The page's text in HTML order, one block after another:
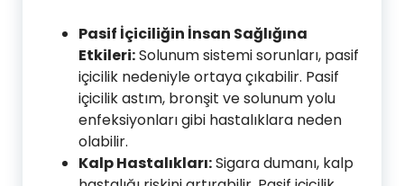
Pasif İçiciliğin İnsan Sağlığına
Etkileri:Solunum sistemi sorunları, pasif
içicilik nedeniyle ortaya çıkabilir. Pasif
içicilik astım, bronşit ve solunum yolu
enfeksiyonları gibi hastalıklara neden
olabilir.
Kalp Hastalıkları:Sigara dumanı, kalp